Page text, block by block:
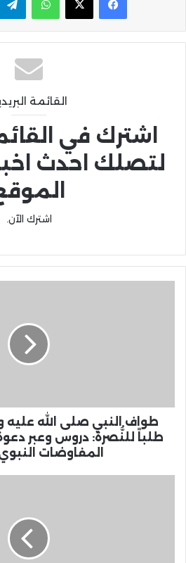
القائمة
اشترك في
لتصلك احدث
اشترك الآن.
طواف النبي صلى الله عليه
طلباً للنُّصرة: دروس وعبر
المفاوضات